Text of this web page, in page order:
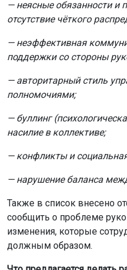
Также в список внесено
изменения, которые
должным образом.
Что предлагается делать
обсуждать с
получать обратную связь
понимать, что от него
Контролировать нагрузку:
непредсказуемого темпа